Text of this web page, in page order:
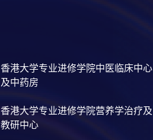
香港大学专业进修学院中医临床中心
及中药房
香港大学专业进修学院营养学治疗及
教研中心